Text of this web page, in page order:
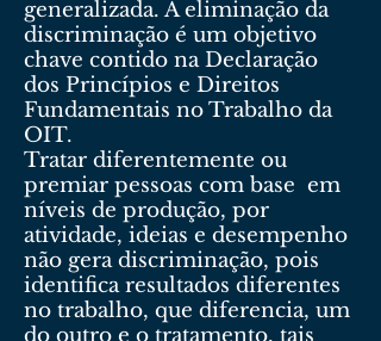
generalizada. A eliminação da
discriminação é um objetivo
chave contido na Declaração
dos Princípios e Direitos
Fundamentais no Trabalho da
OIT.
Tratar diferentemente ou
premiar pessoas com base em
níveis de produção, por
atividade, ideias e desempenho
não gera discriminação, pois
identifica resultados diferentes
no trabalho, que diferencia, um
do outro e o tratamento, tais